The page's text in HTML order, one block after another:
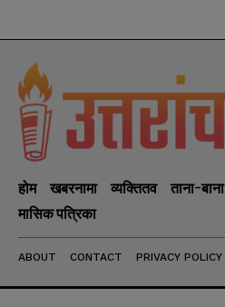
होम खबरनामा व्यक्तितव ताना-बाना
मासिक पत्रिका
ABOUT CONTACT PRIVACY POLICY